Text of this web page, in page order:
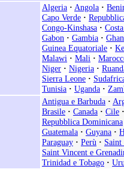
Algeria · Angola ·
Capo Verde ·
Congo-Kinshasa ·
Gabon · Gambia ·
Guinea Equatoriale ·
Malawi · Mali ·
Niger · Nigeria ·
Sierra Leone ·
Tunisia · Uganda ·
Antigua e Barbuda ·
Brasile · Canada · Cile ·
Repubblica Dominicana
Guatemala · Guyana ·
Paraguay · Perù ·
Saint Vincent e
Trinidad e Tobago ·